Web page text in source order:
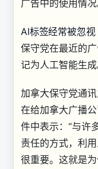
广告中的使用情况
AI标签经常被忽视
保守党在最近的
记为人工智能生成
加拿大保守党通
在给加拿大广播
件中表示：“与许
责任的方式，利
很重要。这就是